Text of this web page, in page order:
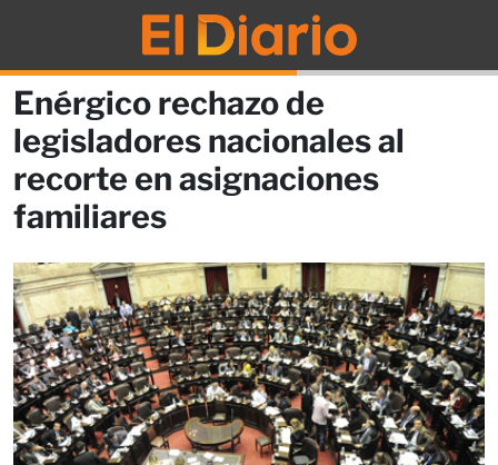
Enérgico rechazo de
legisladores nacionales al
recorte en asignaciones
familiares